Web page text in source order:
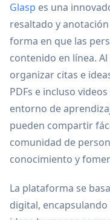
Glasp es una
resaltado y
forma en que las
contenido en línea.
organizar citas e
PDFs e incluso
entorno de
pueden compartir
comunidad de
conocimiento y
La plataforma se
digital, encapsulando